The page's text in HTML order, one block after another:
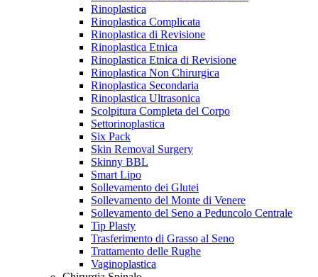
Rinoplastica
Rinoplastica Complicata
Rinoplastica di Revisione
Rinoplastica Etnica
Rinoplastica Etnica di Revisione
Rinoplastica Non Chirurgica
Rinoplastica Secondaria
Rinoplastica Ultrasonica
Scolpitura Completa del Corpo
Settorinoplastica
Six Pack
Skin Removal Surgery
Skinny BBL
Smart Lipo
Sollevamento dei Glutei
Sollevamento del Monte di Venere
Sollevamento del Seno a Peduncolo Centrale
Tip Plasty
Trasferimento di Grasso al Seno
Trattamento delle Rughe
Vaginoplastica